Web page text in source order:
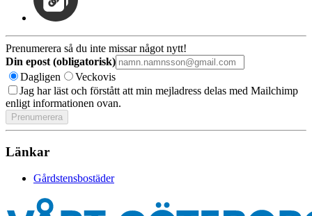
Prenumerera så du inte missar något nytt!
Din epost (obligatorisk)
Dagligen
Veckovis
Jag har läst och förstått att min mejladress delas med Mailchimp
enligt informationen ovan.
Länkar
Gårdstensbostäder